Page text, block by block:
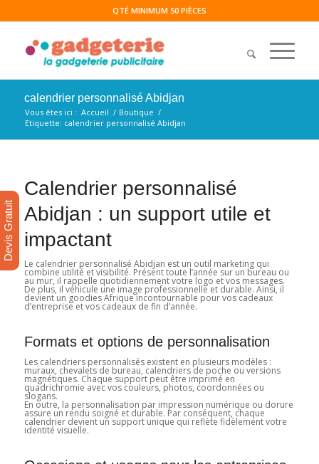
QTÉ MINIMUM 50 PIÈCES
calendrier personnalisé Abidjan
Vous êtes ici : Accueil / Boutique /
Etiquette: calendrier personnalisé Abidjan
Calendrier personnalisé
Abidjan : un support utile et
impactant
Le calendrier personnalisé Abidjan est un outil marketing qui
combine utilité et visibilité. Présent toute l’année sur un bureau ou
au mur, il rappelle quotidiennement votre logo et vos messages.
De plus, il véhicule une image professionnelle et durable. Ainsi, il
devient un goodies Afrique incontournable pour vos cadeaux
d’entreprise et vos cadeaux de fin d’année.
Formats et options de personnalisation
Les calendriers personnalisés existent en plusieurs modèles :
muraux, chevalets de bureau, calendriers de poche ou versions
magnétiques. Chaque support peut être imprimé en
quadrichromie avec vos couleurs, photos, coordonnées ou
slogans.
En outre, la personnalisation par impression numérique ou dorure
assure un rendu soigné et durable. Par conséquent, chaque
calendrier devient un support unique qui reflète fidèlement votre
identité visuelle.
Devis Gratuit